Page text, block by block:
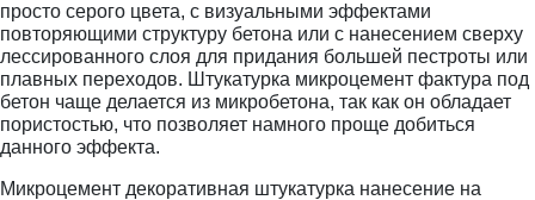
просто серого цвета, с визуальными эффектами
повторяющими структуру бетона или с нанесением сверху
лессированного слоя для придания большей пестроты или
плавных переходов. Штукатурка микроцемент фактура под
бетон чаще делается из микробетона, так как он обладает
пористостью, что позволяет намного проще добиться
данного эффекта.
Микроцемент декоративная штукатурка нанесение на